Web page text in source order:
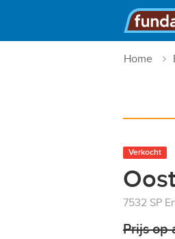
Home
Verkocht
7532 SP
Prijs op